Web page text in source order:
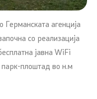
агенција
со реализација
јавна WiFi
плоштад во н.м